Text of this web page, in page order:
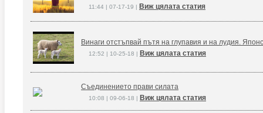
11:44 | 07-17-19 | Виж цялата статия
Винаги отстъпвай пътя на глупавия и на лудия.
12:52 | 10-25-18 | Виж цялата статия
Съединението прави силата
10:08 | 09-06-18 | Виж цялата статия